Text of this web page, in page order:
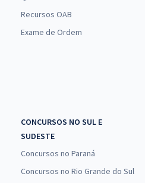
Comprar
- RS - Conhecimentos Específicos
com a Equipe Gran
R$29,52
R$ 88,56 (-20%)
Comprar
Recursos OAB
Exame de Ordem
CONCURSOS NO SUL E
SUDESTE
Concursos no Paraná
Concursos no Rio Grande do Sul